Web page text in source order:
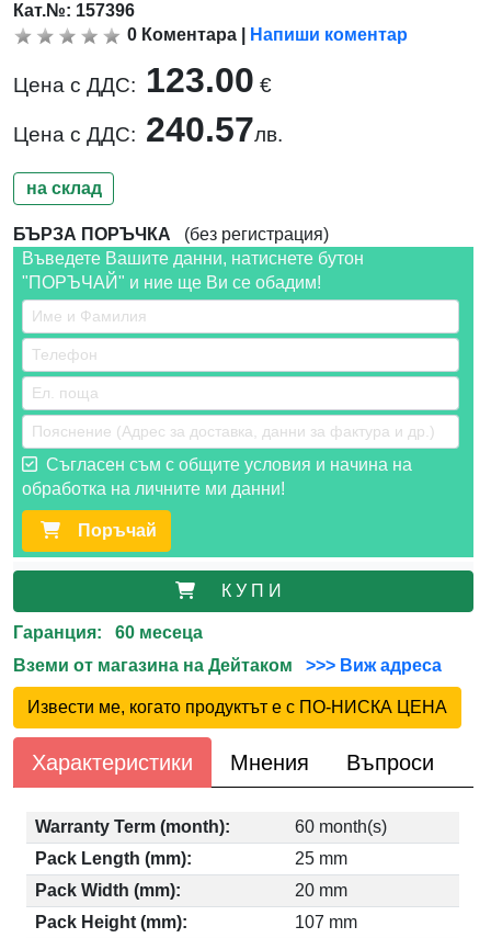
Кат.№: 157396
0 Коментара Напиши коментар
Цена с ДДС: 123.00 €
Цена с ДДС: 240.57лв.
на склад
БЪРЗА ПОРЪЧКА (без регистрация)
Въведете Вашите данни, натиснете бутон
"ПОРЪЧАЙ" и ние ще Ви се обадим!
Съгласен съм с общите условия и начина на
обработка на личните ми данни!
Поръчай
К У П И
Гаранция: 60 месеца
Вземи от магазина на Дейтаком
>>> Виж адреса
Извести ме, когато продуктът е с ПО-НИСКА ЦЕНА
Характеристики Мнения Въпроси
Warranty Term (month):
60 month(s)
Pack Length (mm):
25 mm
Pack Width (mm):
20 mm
Pack Height (mm):
107 mm